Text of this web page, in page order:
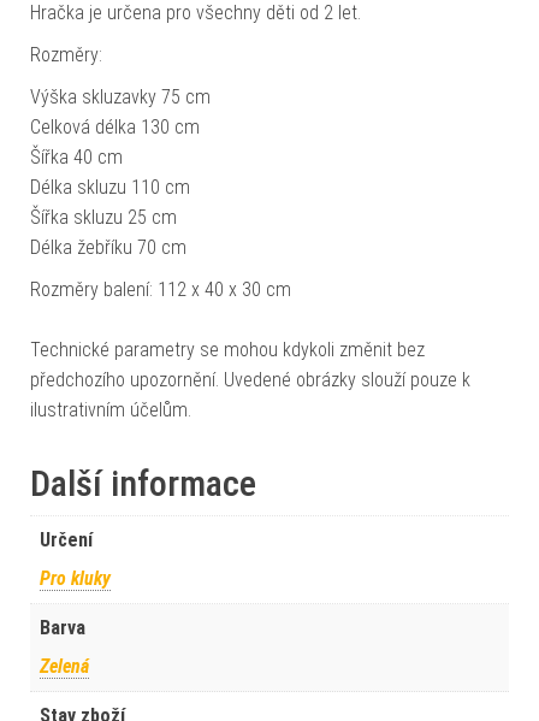
Hračka je určena pro všechny děti od 2 let.
Rozměry:
Výška skluzavky 75 cm
Celková délka 130 cm
Šířka 40 cm
Délka skluzu 110 cm
Šířka skluzu 25 cm
Délka žebříku 70 cm
Rozměry balení: 112 x 40 x 30 cm
Technické parametry se mohou kdykoli změnit bez
předchozího upozornění. Uvedené obrázky slouží pouze k
ilustrativním účelům.
Další informace
Určení
Pro kluky
Barva
Zelená
Stav zboží